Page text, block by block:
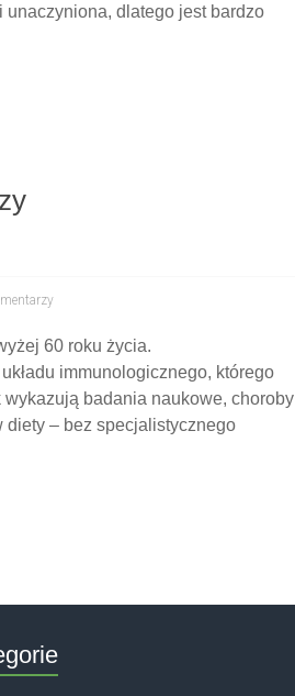
unaczyniona, dlatego jest bardzo
60 roku życia.
immunologicznego, którego
badania naukowe, choroby
diety – bez specjalistycznego